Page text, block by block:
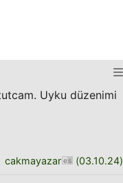
Uyku düzenimi
cakmayazar (03.10.24)